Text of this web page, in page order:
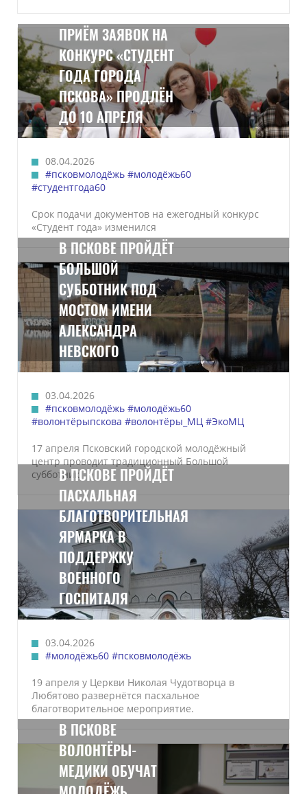
ПРИЁМ ЗАЯВОК НА
КОНКУРС «СТУДЕНТ
ГОДА ГОРОДА
ПСКОВА» ПРОДЛЁН
ДО 10 АПРЕЛЯ
08.04.2026
#псковмолодёжь #молодёжь60
#студентгода60
Срок подачи документов на ежегодный конкурс
«Студент года» изменился
В ПСКОВЕ ПРОЙДЁТ
БОЛЬШОЙ
СУББОТНИК ПОД
МОСТОМ ИМЕНИ
АЛЕКСАНДРА
НЕВСКОГО
03.04.2026
#псковмолодёжь #молодёжь60
#волонтёрыпскова #волонтёры_МЦ #ЭкоМЦ
17 апреля Псковский городской молодёжный
центр проводит традиционный Большой
субботник.В ПСКОВЕ ПРОЙДЁТ
ПАСХАЛЬНАЯ
БЛАГОТВОРИТЕЛЬНАЯ
ЯРМАРКА В
ПОДДЕРЖКУ
ВОЕННОГО
ГОСПИТАЛЯ
03.04.2026
#молодёжь60 #псковмолодёжь
19 апреля у Церкви Николая Чудотворца в
Любятово развернётся пасхальное
благотворительное мероприятие.
В ПСКОВЕ
ВОЛОНТЁРЫ-
МЕДИКИ ОБУЧАТ